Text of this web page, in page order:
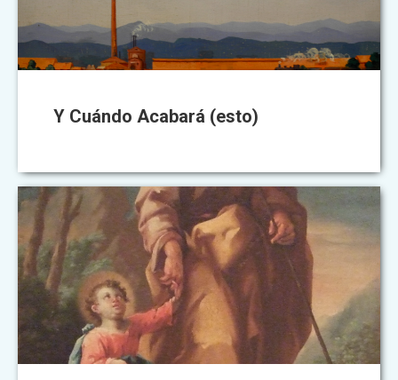
Y Cuándo Acabará (esto)